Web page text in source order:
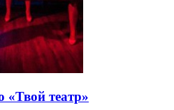
«Твой театр»